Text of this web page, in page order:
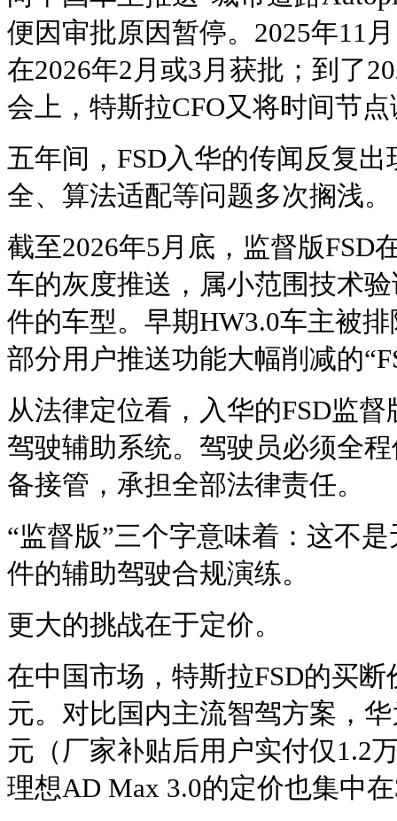
便因审批原因暂停。2025年11
在2026年2月或3月获批；到了
会上，特斯拉CFO又将时间节
五年间，FSD入华的传闻反复
全、算法适配等问题多次搁浅。
截至2026年5月底，监督版FSD
车的灰度推送，属小范围技术
件的车型。早期HW3.0车主被
部分用户推送功能大幅削减的
从法律定位看，入华的FSD监
驾驶辅助系统。驾驶员必须全
备接管，承担全部法律责任。
“监督版”三个字意味着：这不
件的辅助驾驶合规演练。
更大的挑战在于定价。
在中国市场，特斯拉FSD的买
元。对比国内主流智驾方案，
元（厂家补贴后用户实付仅1.2
理想AD Max 3.0的定价也集中